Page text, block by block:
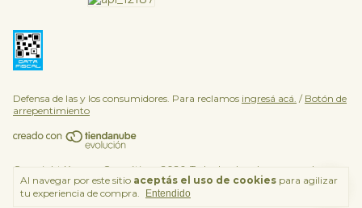
Al navegar por este sitio aceptás el uso de cookies para agilizar
tu experiencia de compra.
Entendido
Defensa de las y los consumidores. Para reclamos ingresá acá. / Botón de
arrepentimiento
Copyright Kosmos Cosmética - 2026. Todos los derechos reservados.